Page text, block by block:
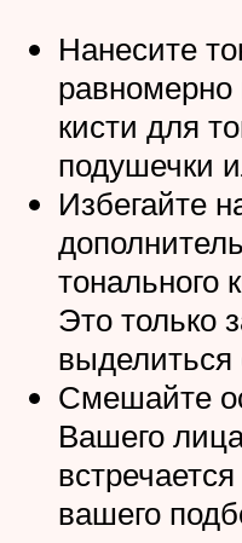
Нанесите
кисти для
подушечки
Избегайте
тонального
Это только
Смешайте
Вашего
вашего